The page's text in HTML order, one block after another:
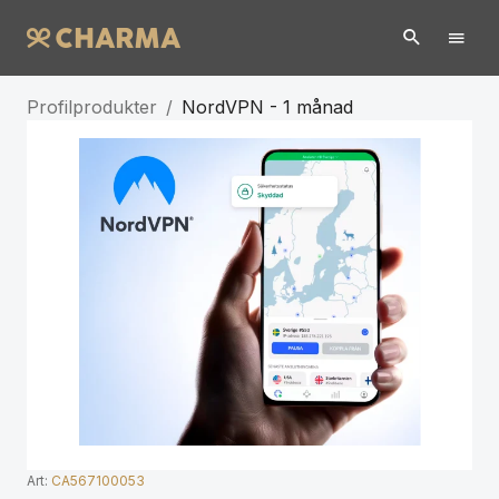
Profilprodukter / NordVPN - 1 månad
Art: CA567100053